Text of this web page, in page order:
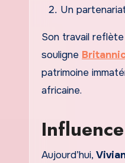
Un
Son travail
souligne
patrimoine
africaine.
Aujourd’hui,